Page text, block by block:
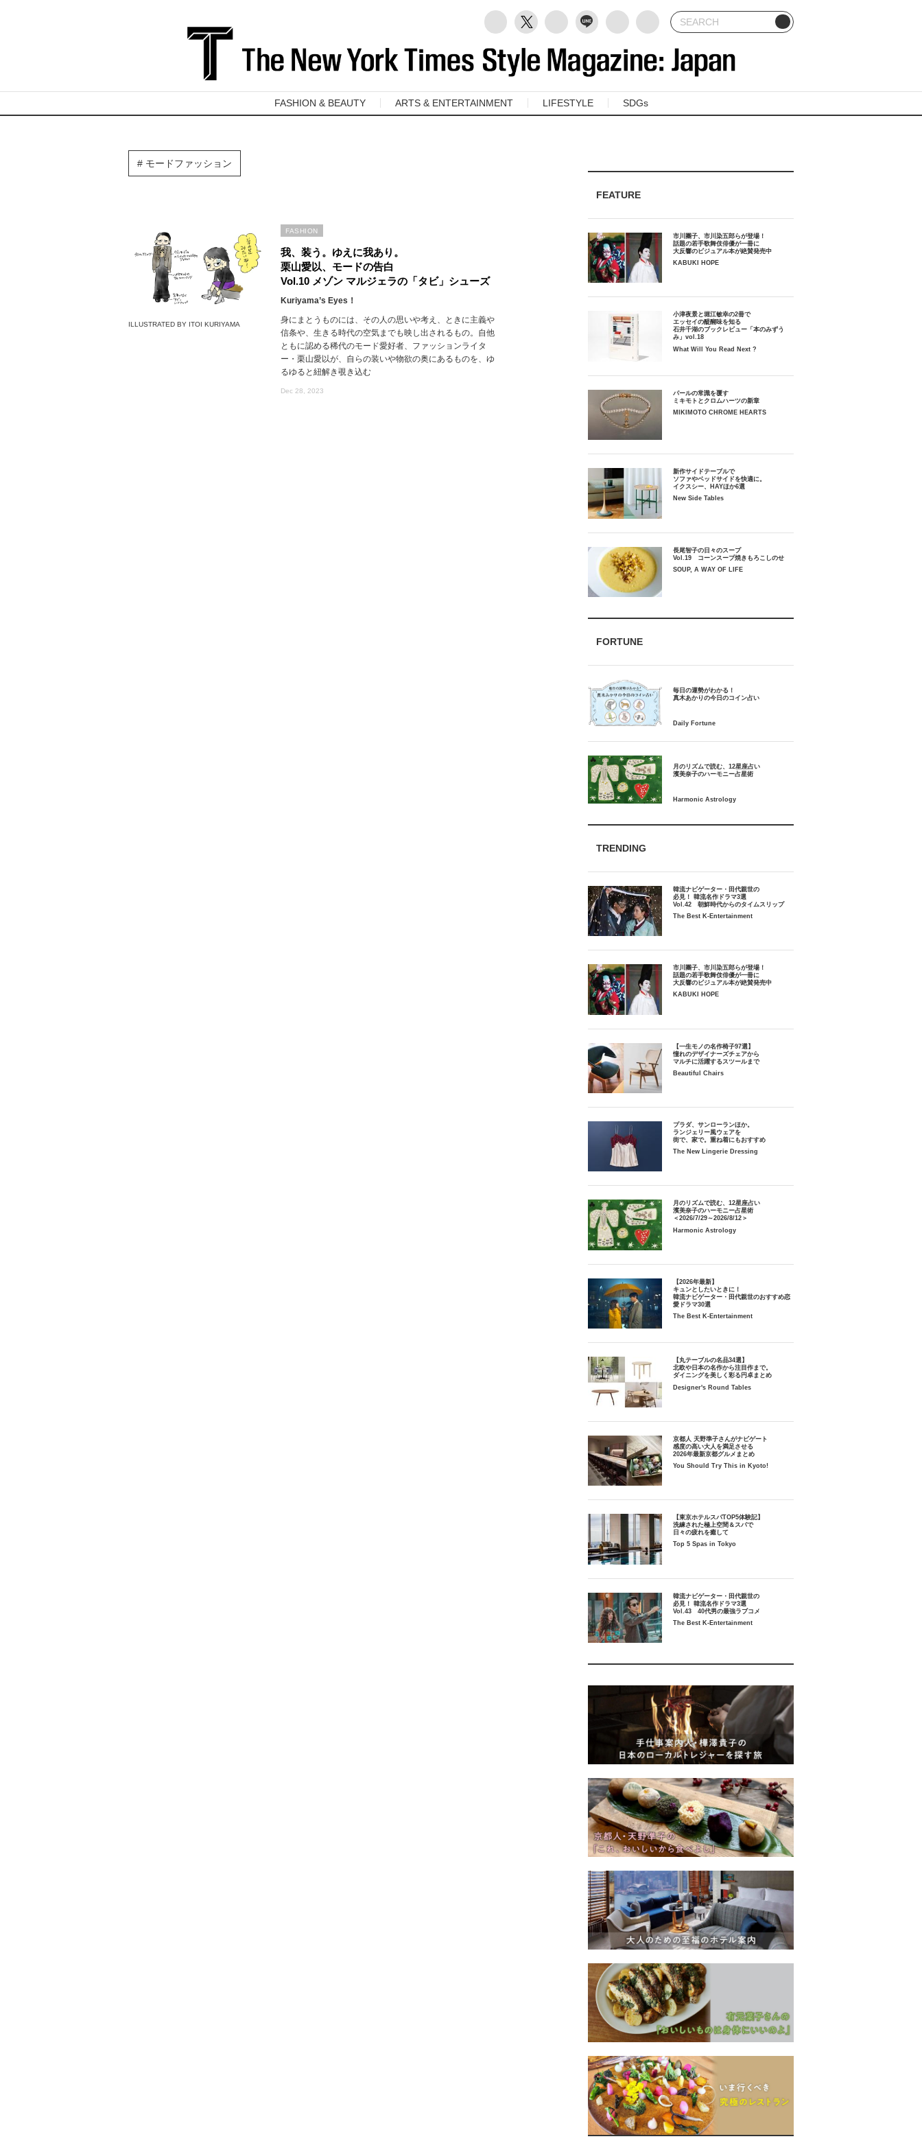
FASHION & BEAUTY ARTS & ENTERTAINMENT LIFESTYLE SDGs
モードファッション
ILLUSTRATED BY ITOI KURIYAMA
我、装う。ゆえに我あり。
栗山愛以、モードの告白
Vol.10 メゾン マルジェラの「タビ」シューズ
Kuriyama’s Eyes！
身にまとうものには、その人の思いや考え、ときに主義や
信条や、生きる時代の空気までも映し出されるもの。自他
ともに認める稀代のモード愛好者、ファッションライタ
ー・栗山愛以が、自らの装いや物欲の奥にあるものを、ゆ
るゆると紐解き覗き込む
Dec 28, 2023
FASHION
FEATURE
市川團子、市川染五郎らが登場！
話題の若手歌舞伎俳優が一冊に
大反響のビジュアル本が絶賛発売中
KABUKI HOPE
小津夜景と堀江敏幸の2冊で
エッセイの醍醐味を知る
石井千湖のブックレビュー「本のみずう
み」vol.18
What Will You Read Next ?
パールの常識を覆す
ミキモトとクロムハーツの新章
MIKIMOTO CHROME HEARTS
新作サイドテーブルで
ソファやベッドサイドを快適に。
イクスシー、HAYほか6選
New Side Tables
長尾智子の日々のスープ
Vol.19 コーンスープ焼きもろこしのせ
SOUP, A WAY OF LIFE
FORTUNE
毎日の運勢がわかる！
月のリズムで読む、12星座占い
TRENDING
韓流ナビゲーター・田代親世の
必見！ 韓流名作ドラマ3選
Vol.42 朝鮮時代からのタイムスリップ
The Best K-Entertainment
市川團子、市川染五郎らが登場！
話題の若手歌舞伎俳優が一冊に
大反響のビジュアル本が絶賛発売中
KABUKI HOPE
【一生モノの名作椅子97選】
憧れのデザイナーズチェアから
マルチに活躍するスツールまで
Beautiful Chairs
プラダ、サンローランほか。
ランジェリー風ウェアを
街で、家で。重ね着にもおすすめ
The New Lingerie Dressing
月のリズムで読む、12星座占い
濱美奈子のハーモニー占星術
＜2026/7/29～2026/8/12＞
Harmonic Astrology
【2026年最新】
キュンとしたいときに！
韓流ナビゲーター・田代親世のおすすめ恋
愛ドラマ30選
The Best K-Entertainment
【丸テーブルの名品34選】
北欧や日本の名作から注目作まで。
ダイニングを美しく彩る円卓まとめ
Designer's Round Tables
京都人 天野準子さんがナビゲート
感度の高い大人を満足させる
2026年最新京都グルメまとめ
You Should Try This in Kyoto!
【東京ホテルスパTOP5体験記】
洗練された極上空間＆スパで
日々の疲れを癒して
Top 5 Spas in Tokyo
韓流ナビゲーター・田代親世の
必見！ 韓流名作ドラマ3選
Vol.43 40代男の最強ラブコメ
The Best K-Entertainment